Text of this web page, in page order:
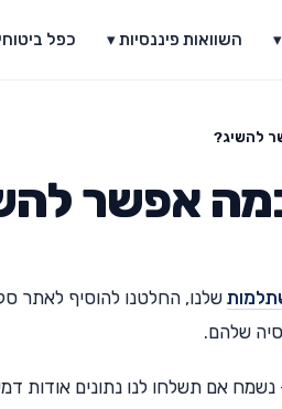
השוואות פיננסיות ▾ כפל
להשיג?
כמה אפשר
שלנו, החלטנו להוסיף לאתר
שלהם.
נשמח אם תשלחו לנו נתונים אודות